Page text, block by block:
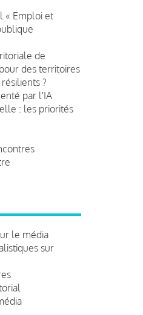
« Emploi et
de
des territoires
?
par l'IA
: les priorités
le média
sur